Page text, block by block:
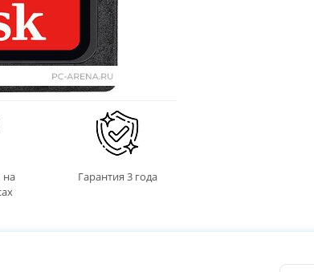
на
Гарантия 3 года